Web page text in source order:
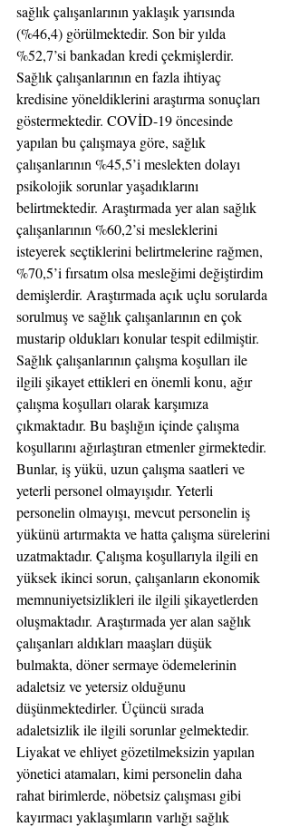
sağlık çalışanlarının yaklaşık yarısında
(%46,4) görülmektedir. Son bir yılda
%52,7’si bankadan kredi çekmişlerdir.
Sağlık çalışanlarının en fazla ihtiyaç
kredisine yöneldiklerini araştırma sonuçları
göstermektedir. COVİD-19 öncesinde
yapılan bu çalışmaya göre, sağlık
çalışanlarının %45,5’i meslekten dolayı
psikolojik sorunlar yaşadıklarını
belirtmektedir. Araştırmada yer alan sağlık
çalışanlarının %60,2’si mesleklerini
isteyerek seçtiklerini belirtmelerine rağmen,
%70,5’i fırsatım olsa mesleğimi değiştirdim
demişlerdir. Araştırmada açık uçlu sorularda
sorulmuş ve sağlık çalışanlarının en çok
mustarip oldukları konular tespit edilmiştir.
Sağlık çalışanlarının çalışma koşulları ile
ilgili şikayet ettikleri en önemli konu, ağır
çalışma koşulları olarak karşımıza
çıkmaktadır. Bu başlığın içinde çalışma
koşullarını ağırlaştıran etmenler girmektedir.
Bunlar, iş yükü, uzun çalışma saatleri ve
yeterli personel olmayışıdır. Yeterli
personelin olmayışı, mevcut personelin iş
yükünü artırmakta ve hatta çalışma sürelerini
uzatmaktadır. Çalışma koşullarıyla ilgili en
yüksek ikinci sorun, çalışanların ekonomik
memnuniyetsizlikleri ile ilgili şikayetlerden
oluşmaktadır. Araştırmada yer alan sağlık
çalışanları aldıkları maaşları düşük
bulmakta, döner sermaye ödemelerinin
adaletsiz ve yetersiz olduğunu
düşünmektedirler. Üçüncü sırada
adaletsizlik ile ilgili sorunlar gelmektedir.
Liyakat ve ehliyet gözetilmeksizin yapılan
yönetici atamaları, kimi personelin daha
rahat birimlerde, nöbetsiz çalışması gibi
kayırmacı yaklaşımların varlığı sağlık